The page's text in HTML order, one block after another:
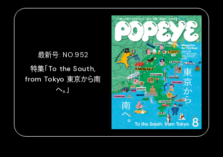
最新号: NO.952
特集「To the South,
from Tokyo 東京から南
へ。」